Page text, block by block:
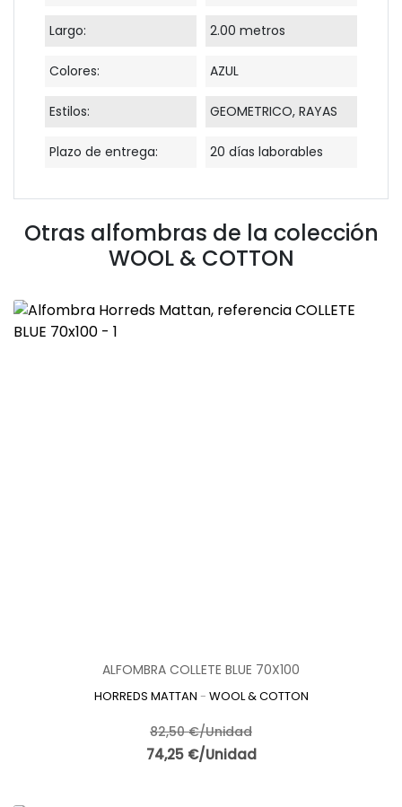
Largo: 2.00 metros
Colores: AZUL
Estilos: GEOMETRICO, RAYAS
Plazo de entrega: 20 días laborables
Otras alfombras de la colección
WOOL & COTTON
ALFOMBRA COLLETE BLUE 70X100
HORREDS MATTAN - WOOL & COTTON
82,50 €/Unidad
74,25 €/Unidad